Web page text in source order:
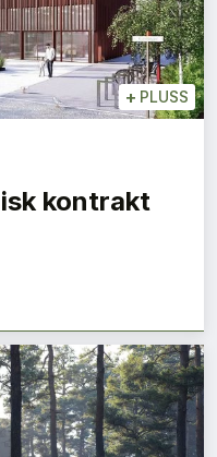
+ PLUSS
kontrakt